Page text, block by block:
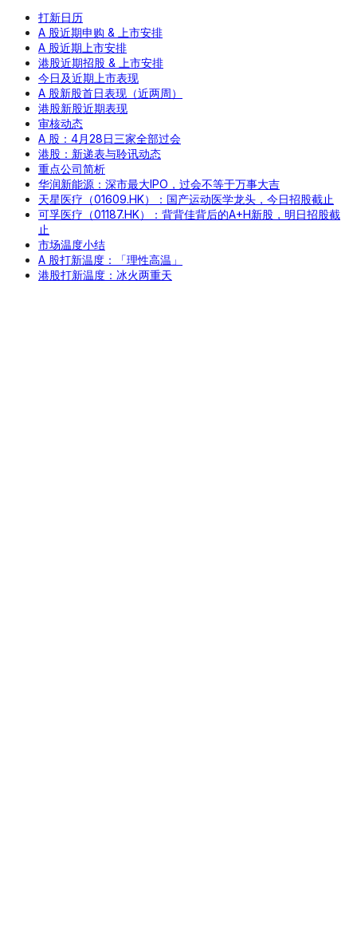
打新日历
A 股近期申购 & 上市安排
A 股近期上市安排
港股近期招股 & 上市安排
今日及近期上市表现
A 股新股首日表现（近两周）
港股新股近期表现
审核动态
A 股：4月28日三家全部过会
港股：新递表与聆讯动态
重点公司简析
华润新能源：深市最大IPO，过会不等于万事大吉
天星医疗（01609.HK）：国产运动医学龙头，今日招股截止
可孚医疗（01187.HK）：背背佳背后的A+H新股，明日招股截
止
市场温度小结
A 股打新温度：「理性高温」
港股打新温度：冰火两重天